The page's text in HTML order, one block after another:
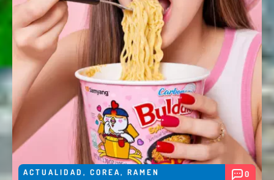
ACTUALIDAD , COREA, RAMEN 0